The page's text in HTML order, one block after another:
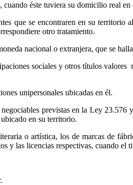
éste tuviera su domicilio real en
que se encontraren en su
otro tratamiento.
nacional o extranjera, que se
sociales y otros títulos valores
unipersonales ubicadas en él.
previstas en la Ley 23.576
en su territorio.
o artística, los de marcas de
y las licencias respectivas, cuando